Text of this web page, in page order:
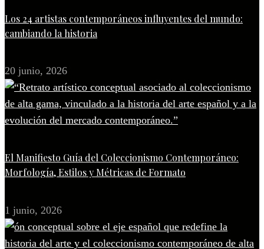
Los 24 artistas contemporáneos influyentes del mundo:
cambiando la historia
20 junio, 2026
El Manifiesto Guía del Coleccionismo Contemporáneo:
Morfología, Estilos y Métricas de Formato
1 junio, 2026